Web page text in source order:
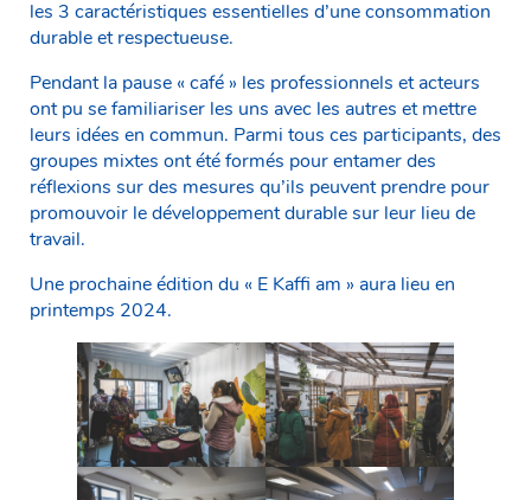
les 3 caractéristiques essentielles d’une consommation
durable et respectueuse.
Pendant la pause « café » les professionnels et acteurs
ont pu se familiariser les uns avec les autres et mettre
leurs idées en commun. Parmi tous ces participants, des
groupes mixtes ont été formés pour entamer des
réflexions sur des mesures qu’ils peuvent prendre pour
promouvoir le développement durable sur leur lieu de
travail.
Une prochaine édition du « E Kaffi am » aura lieu en
printemps 2024.